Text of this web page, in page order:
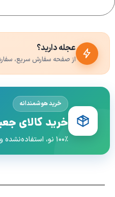
عجله دارید؟
از صفحه سفارش سریع،
خرید هوشمندانه
خرید کالای
۱۰۰٪ نو، استفاده‌نشده و دارای گارانتی معتبر؛ فقط با بسته‌بندی آسیب‌دیده و قیمت اقتصادی‌تر.